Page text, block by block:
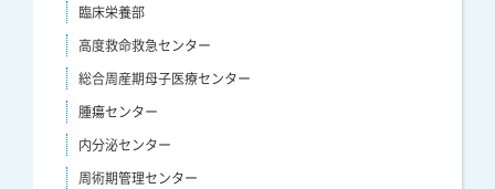
臨床栄養部
高度救命救急センター
総合周産期母子医療センター
腫瘍センター
内分泌センター
周術期管理センター